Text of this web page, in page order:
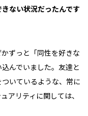
きない状況だったんです
ずっと「同性を好きな
んでいました。友達と
いているような、常に
アリティに関しては、